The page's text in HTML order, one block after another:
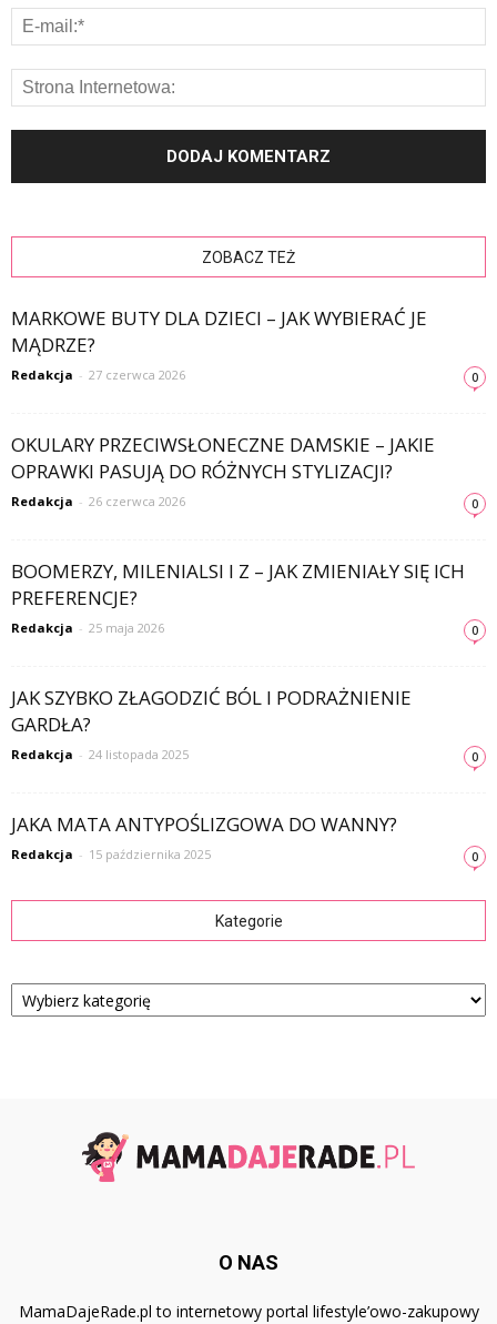
ZOBACZ TEŻ
MARKOWE BUTY DLA DZIECI – JAK WYBIERAĆ JE
MĄDRZE?
Redakcja - 27 czerwca 2026 0
OKULARY PRZECIWSŁONECZNE DAMSKIE – JAKIE
OPRAWKI PASUJĄ DO RÓŻNYCH STYLIZACJI?
Redakcja - 26 czerwca 2026 0
BOOMERZY, MILENIALSI I Z – JAK ZMIENIAŁY SIĘ ICH
PREFERENCJE?
Redakcja - 25 maja 2026 0
JAK SZYBKO ZŁAGODZIĆ BÓL I PODRAŻNIENIE
GARDŁA?
Redakcja - 24 listopada 2025 0
JAKA MATA ANTYPOŚLIZGOWA DO WANNY?
Redakcja - 15 października 2025 0
Kategorie
Kategorie
O NAS
MamaDajeRade.pl to internetowy portal lifestyle’owo-zakupowy